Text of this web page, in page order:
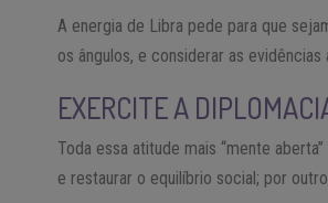
A energia de Libra pede para que
os ângulos, e considerar as
EXERCITE A
Toda essa atitude mais “mente
e restaurar o equilíbrio social; por